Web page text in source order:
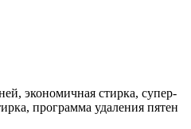
экономичная стирка, супер-
программа удаления пятен